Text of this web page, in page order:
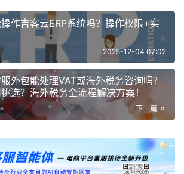
作吉客云ERP系统吗？操作权限+实
2025-12-04 07:02
外包能处理VAT或海外税务咨询吗？
选？海外税务全流程解决方案！
下一篇